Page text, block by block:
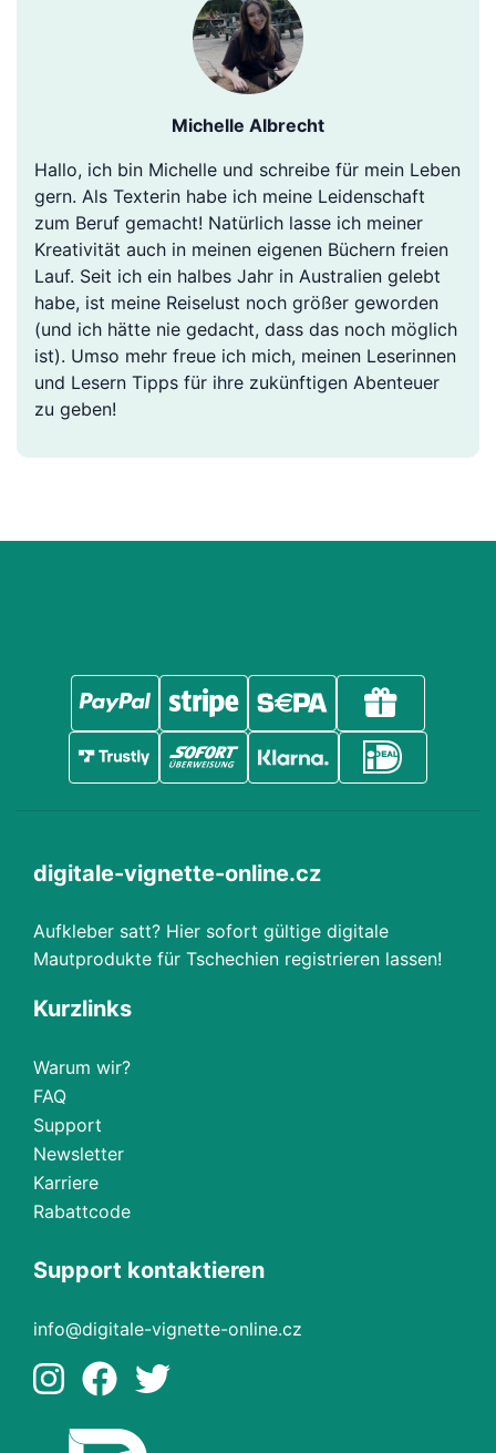
Michelle Albrecht
Hallo, ich bin Michelle und schreibe für mein Leben
gern. Als Texterin habe ich meine Leidenschaft
zum Beruf gemacht! Natürlich lasse ich meiner
Kreativität auch in meinen eigenen Büchern freien
Lauf. Seit ich ein halbes Jahr in Australien gelebt
habe, ist meine Reiselust noch größer geworden
(und ich hätte nie gedacht, dass das noch möglich
ist). Umso mehr freue ich mich, meinen Leserinnen
und Lesern Tipps für ihre zukünftigen Abenteuer
zu geben!
digitale-vignette-online.cz
Aufkleber satt? Hier sofort gültige digitale
Mautprodukte für Tschechien registrieren lassen!
Kurzlinks
Warum wir?
FAQ
Support
Newsletter
Karriere
Rabattcode
Support kontaktieren
info@digitale-vignette-online.cz